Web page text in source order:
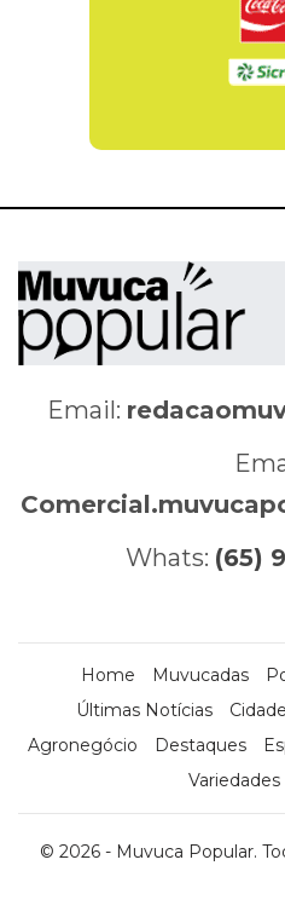
Email:
Whats: (65)
Home Muvucadas
Últimas Notícias
Agronegócio
Destaques
Variedades
© 2026 - Muvuca Popular.